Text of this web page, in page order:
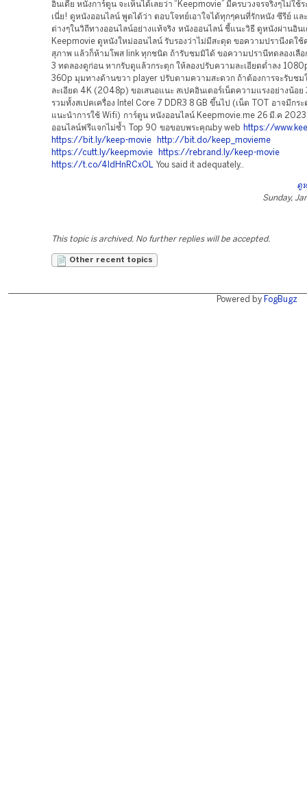
อินเดีย หนังการ์ตูน จะเห็นได้เลยว่า “Keepmovie” มีครบวงจรจริงๆไม่ใช้
เนี่ย! ดูหนังออนไลน์ พูดได้ว่า ตอบโจทย์เอาใจได้ทุกๆคนที่รักหนัง ซีรีย์ แล
ต่างๆในวิถีทางออนไลน์อย่างแท้จริง หนังออนไลน์ ชี้แนะวิธี ดูหนังผ่านอินเ
Keepmovie ดูหนังใหม่ออนไลน์ รับรองว่าไม่มีสะดุด ขอความปรานีงดใ
สุภาพ แล้วก็ห้ามโพส link ทุกชนิด ถ้ารับชมมิได้ ขอความปรานีทดลองเลือ
3 ทดลองดูก่อน หากรับดูแล้วกระตุก ให้ลองปรับความละเอียดต่ำลง
360p มุมทางด้านขวา player ปรับตามความสะดวก ถ้าต้องการจะรับชม
ละเอียด 4K (2048p) ขอเสนอแนะ สเปคอินเตอร์เน็ตความแรงอย่างน้อ
รวมทั้งสเปคเครื่อง Intel Core 7 DDR3 8 GB ขึ้นไป (เน็ต TOT อาจมีกร
แนะนำการใช้ Wifi) การ์ตูน หนังออนไลน์ Keepmovie.me 26 มี.ค
ออนไลน์ฟรีแจกไม่ซ้ำ Top 90 ขอขอบพระคุณby web
https://
https://bit.ly/keep-movie
http://bit.do/keep_movieme
https://cutt.ly/keepmovie
https://rebrand.ly/keep-movie
https://t.co/4IdHnRCxOL
You said it adequately..
ดู
Sunday,
This topic is archived. No further replies will be accepted.
Other recent topics
Powered by FogBugz